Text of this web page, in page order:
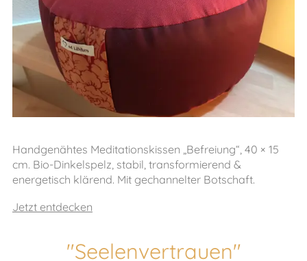
Handgenähtes Meditationskissen „Befreiung“, 40 × 15
cm. Bio-Dinkelspelz, stabil, transformierend &
energetisch klärend. Mit gechannelter Botschaft.
Jetzt entdecken
"Seelenvertrauen"